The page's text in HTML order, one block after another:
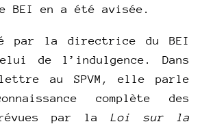
BEI en a été avisée.
par la directrice du BEI
de l’indulgence. Dans
au SPVM, elle parle
complète des
par la Loi sur la